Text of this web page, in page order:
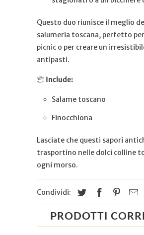
Questo duo riunisce il meglio
salumeria toscana, perfetto
picnic o per creare un
antipasti.
📦 Include:
Salame toscano
Finocchiona
Lasciate che questi sapori
trasportino nelle dolci colline
ogni morso.
Condividi:
PRODOTTI